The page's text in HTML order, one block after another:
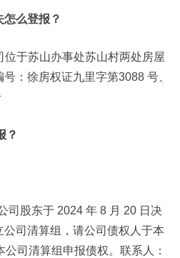
么登报？
于苏山办事处苏山村两处房屋
：徐房权证九里字第3088 号、
？
司股东于 2024 年 8 月 20 日决
司清算组，请公司债权人于本
司清算组申报债权。联系人：